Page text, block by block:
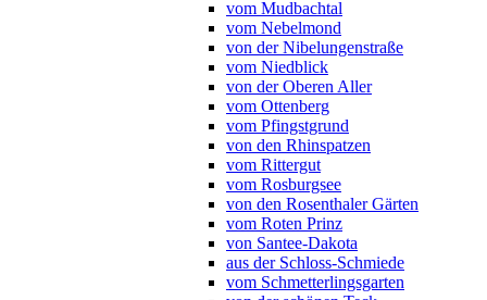
vom Mudbachtal
vom Nebelmond
von der Nibelungenstraße
vom Niedblick
von der Oberen Aller
vom Ottenberg
vom Pfingstgrund
von den Rhinspatzen
vom Rittergut
vom Rosburgsee
von den Rosenthaler Gärten
vom Roten Prinz
von Santee-Dakota
aus der Schloss-Schmiede
vom Schmetterlingsgarten